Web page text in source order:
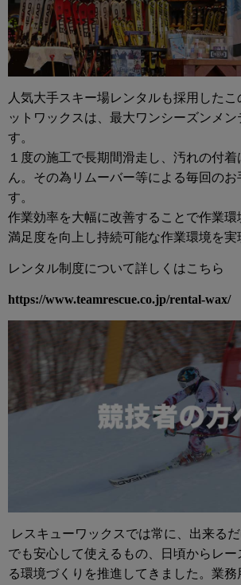
人気大手スキー場レンタルも採用した
ットワックスは、最大ワンシーズンメ
す。
１度の施工で長期間滑走し、汚れの付
ん。その為リムーバー等による毎回の
す。
作業効率を大幅に改善することで作業環
満足度を向上し持続可能な作業環境を実
レンタル制度について詳しくはこちら
https://www.teamrescue.co.jp/rental-wax/
レスキューワックスでは常に、出来る
でも安心して使えるもの、日頃からレ
る環境づくりを推進してきました。業務